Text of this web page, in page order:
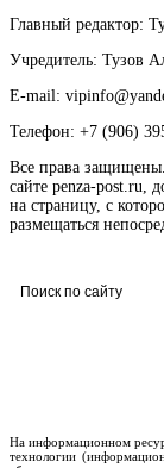
Главный редактор:
Учредитель: Тузов
E-mail:
Телефон: +7 (906)
Все права
сайте penza-post.ru,
на страницу, с
размещаться
На информационном
технологии